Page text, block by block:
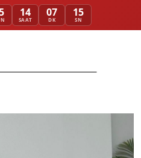
14
SAAT
07
DK
12
SN